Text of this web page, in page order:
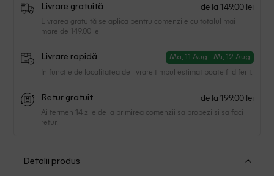
Livrare gratuită de la 149.00 lei
Livrarea gratuită se aplica pentru comenzile cu totalul mai
mare de 149.00 lei
Livrare rapidă Ma, 11 Aug - Mi, 12 Aug
In functie de localitatea de livrare timpul estimat poate fi diferit.
Retur gratuit de la 199.00 lei
Ai termen 14 zile de la primirea comenzii sa probezi si sa faci
retur.
Detalii produs